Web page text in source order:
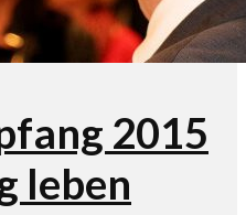
2015
leben